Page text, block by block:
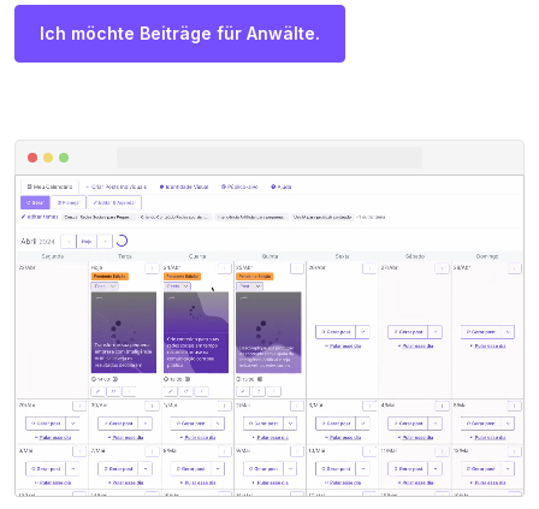
Ich möchte Beiträge für Anwälte.